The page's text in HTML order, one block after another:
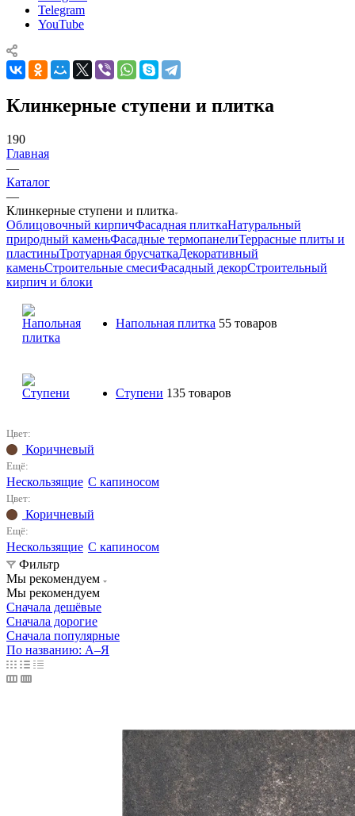
Telegram
YouTube
Клинкерные ступени и плитка
190
Главная
—
Каталог
—
Клинкерные ступени и плитка
Облицовочный кирпичФасадная плиткаНатуральный
природный каменьФасадные термопанелиТеррасные плиты и
пластиныТротуарная брусчаткаДекоративный
каменьСтроительные смесиФасадный декорСтроительный
кирпич и блоки
Напольная плитка 55 товаров
Ступени 135 товаров
Цвет:
Коричневый
Ещё:
Нескользящие С капиносом
Цвет:
Коричневый
Ещё:
Нескользящие С капиносом
Фильтр
Мы рекомендуем
Мы рекомендуем
Сначала дешёвые
Сначала дорогие
Сначала популярные
По названию: А–Я